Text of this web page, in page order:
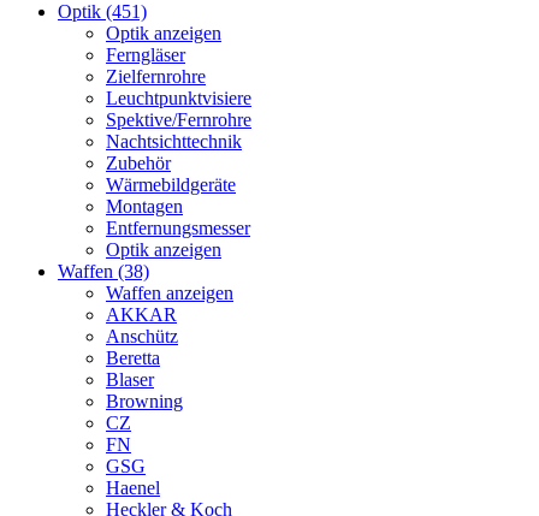
Optik (451)
Optik anzeigen
Ferngläser
Zielfernrohre
Leuchtpunktvisiere
Spektive/Fernrohre
Nachtsichttechnik
Zubehör
Wärmebildgeräte
Montagen
Entfernungsmesser
Optik anzeigen
Waffen (38)
Waffen anzeigen
AKKAR
Anschütz
Beretta
Blaser
Browning
CZ
FN
GSG
Haenel
Heckler & Koch